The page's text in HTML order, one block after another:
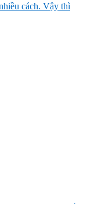
cách. Vậy thì